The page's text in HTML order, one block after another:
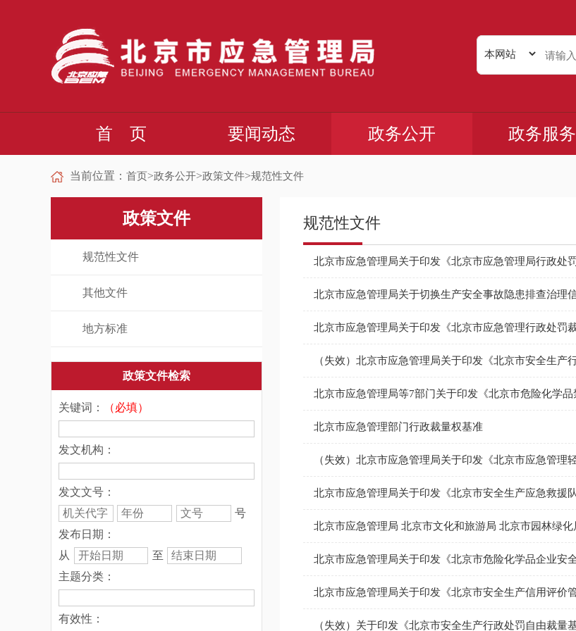
首 页 要闻动态 政务公开 政务服务
当前位置： 首页>政务公开>政策文件>规范性文件
政策文件
规范性文件
其他文件
地方标准
政策文件检索
关键词： （必填）
发文机构：
发文文号：
号
发布日期：
从
至
主题分类：
有效性：
规范性文件
北京市应急管理局关于印发《北京市应急管理局行政处
北京市应急管理局关于切换生产安全事故隐患排查治理
北京市应急管理局关于印发《北京市应急管理行政处罚
（失效）北京市应急管理局关于印发《北京市安全生产
北京市应急管理部门行政裁量权基准
北京市应急管理局关于印发《北京市安全生产应急救援
北京市应急管理局关于印发《北京市安全生产信用评价
（失效）关于印发《北京市安全生产行政处罚自由裁量